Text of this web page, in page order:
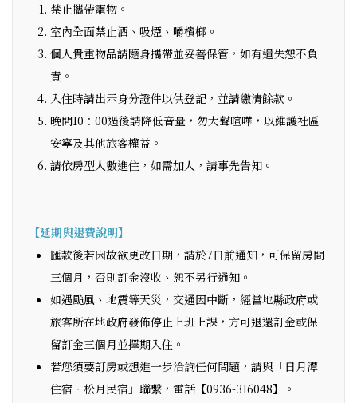
禁止攜帶寵物。
室內全面禁止酒、吸煙、嚼檳榔。
個人貴重物品請隨身攜帶並妥善保管，如有遺失恕不負
責。
入住時請出示身分證件以供登記，並請繳清餘款。
晚間10：00過後請降低音量，勿大聲喧嘩，以維護社區
安寧及其他旅客權益。
請依房型人數進住，如需加人，請事先告知。
【延期與退費說明】
匯款後若因故欲更改日期，請於7日前通知，可保留房間
三個月，否則訂金沒收、恕不另行通知。
如遇颱風、地震等天災，交通因中斷，經當地縣政府或
旅客所在地政府發佈停止上班上課，方可退還訂金或保
留訂金三個月並擇期入住。
若您須要訂房或想進一步洽詢任何問題，請與「日月潭
住宿‧松月民宿」聯繫，電話【0936-316048】。